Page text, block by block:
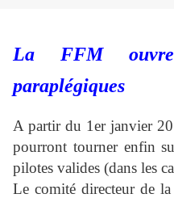
La FFM
paraplégiques
A partir du 1er janvier
pourront tourner enfin
pilotes valides (dans les
Le comité directeur de